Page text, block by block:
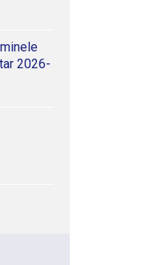
2026-